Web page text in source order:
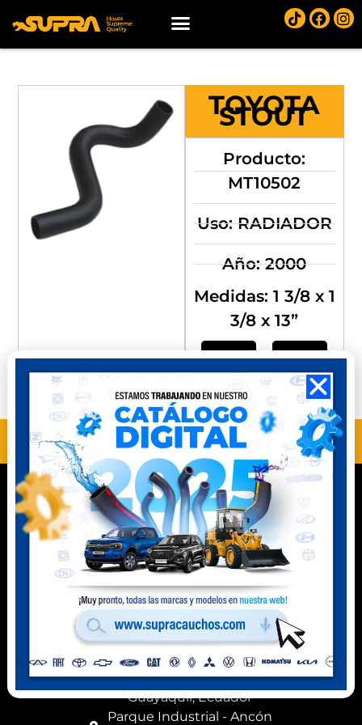
TOYOTA
STOUT
Producto:
MT10502
Uso: RADIADOR
Año: 2000
Medidas: 1 3/8 x 1
3/8 x 13”
Compra
Perú
Compra
Ecuador
ANTERIOR
MT10501
SIGUIENTE
MT10503
Contacto
Celular Perú
(+51) 941 541 444
Celular Ecuador
(+593) 99 078 6063
Ubicación
Km 8,5 vía a Daule
Guayaquil, Ecuador
Parque Industrial - Ancón